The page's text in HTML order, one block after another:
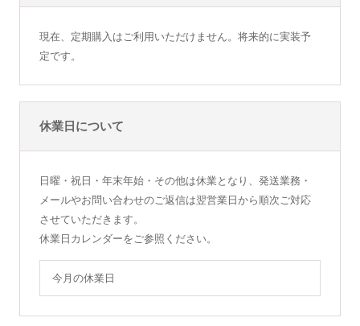
現在、定期購入はご利用いただけません。将来的に実装予
定です。
休業日について
日曜・祝日・年末年始・その他は休業となり、発送業務・
メールやお問い合わせのご返信は翌営業日から順次ご対応
させていただきます。
休業日カレンダーをご参照ください。
今月の休業日